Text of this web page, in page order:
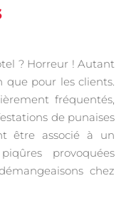
? Horreur ! Autant
que pour les clients.
fréquentés,
de punaises
être associé à un
provoquées
chez